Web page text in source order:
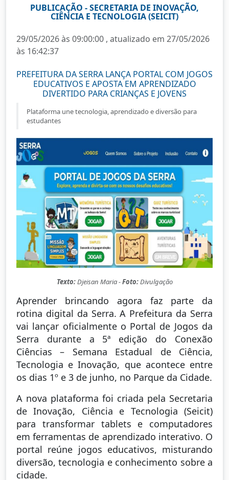
PUBLICAÇÃO - SECRETARIA DE INOVAÇÃO,
CIÊNCIA E TECNOLOGIA (SEICIT)
29/05/2026 às 09:00:00 , atualizado em 27/05/2026
às 16:42:37
PREFEITURA DA SERRA LANÇA PORTAL COM JOGOS
EDUCATIVOS E APOSTA EM APRENDIZADO
DIVERTIDO PARA CRIANÇAS E JOVENS
Plataforma une tecnologia, aprendizado e diversão para
estudantes
Texto:Djeisan Maria -Foto:Divulgação
Aprender brincando agora faz parte da
rotina digital da Serra. A Prefeitura da Serra
vai lançar oficialmente o Portal de Jogos da
Serra durante a 5ª edição do Conexão
Ciências – Semana Estadual de Ciência,
Tecnologia e Inovação, que acontece entre
os dias 1º e 3 de junho, no Parque da Cidade.
A nova plataforma foi criada pela Secretaria
de Inovação, Ciência e Tecnologia (Seicit)
para transformar tablets e computadores
em ferramentas de aprendizado interativo. O
portal reúne jogos educativos, misturando
diversão, tecnologia e conhecimento sobre a
cidade.